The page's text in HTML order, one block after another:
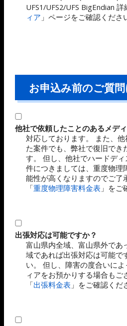
UFS1/UFS2/UFS BigEndian 詳
ィア 」ページをご確認くださ
お申込み前のご質
他社で依頼したことのあるメデ
対応しております。 また、
た案件でも、弊社で復旧でき
す。 但し、他社でハードデ
件につきましては、重度物理
能性が高くなりますのでご了
「重度物理障害料金表 」をご
出張対応は可能ですか？
富山県内全域、富山県外であ
域であれば出張対応は可能で
い。 但し、障害の度合いに
ィアをお預かりする場合もご
「出張料金表 」をご確認くだ